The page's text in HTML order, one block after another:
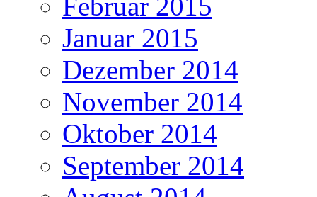
Januar 2015
Dezember 2014
November 2014
Oktober 2014
September 2014